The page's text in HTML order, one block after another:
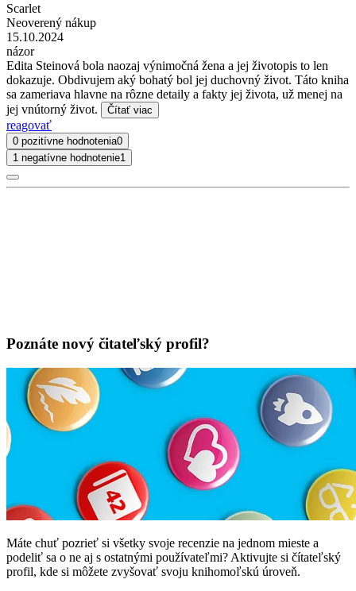
Scarlet
Neoverený nákup
15.10.2024
názor
Edita Steinová bola naozaj výnimočná žena a jej životopis to len
dokazuje. Obdivujem aký bohatý bol jej duchovný život. Táto kniha
sa zameriava hlavne na rôzne detaily a fakty jej života, už menej na
jej vnútorný život.
Čítať viac
reagovať
0 pozitívne hodnotenia0
1 negatívne hodnotenie1
Poznáte nový čitateľský profil?
Máte chuť pozrieť si všetky svoje recenzie na jednom mieste a
podeliť sa o ne aj s ostatnými používateľmi? Aktivujte si čítateľský
profil, kde si môžete zvyšovať svoju knihomoľskú úroveň.